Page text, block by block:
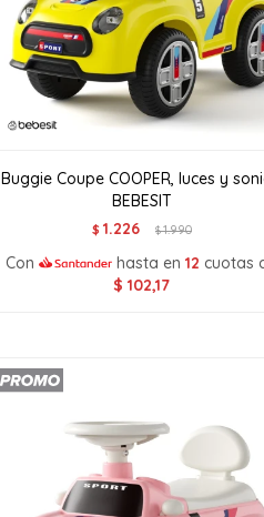
Buggie Coupe COOPER, luces y
BEBESIT
$ 1.226 $1.990
Con hasta en12 cuotas
$ 102,17